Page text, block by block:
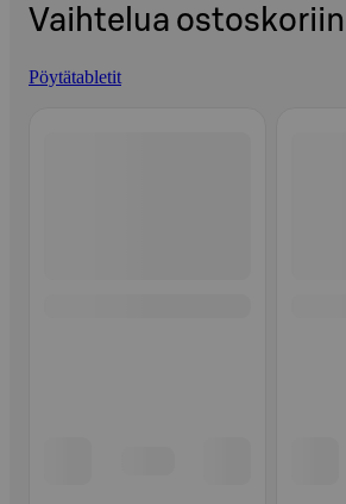
Vaihtelua ostoskoriin
Pöytätabletit